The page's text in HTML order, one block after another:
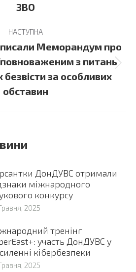
ЗВО
НАСТУПНА
Next
post:
Меморандум про
з питань
безвісти за особливих
обставин
ДонДУВС отримали
міжнародного
конкурсу
2025
тренінг
участь ДонДУВС у
кібербезпеки
2025